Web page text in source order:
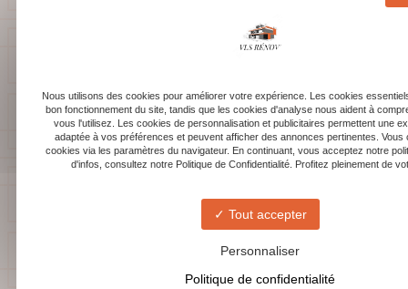
Nous utilisons des cookies pour améliorer votre expérience. Les cookies
bon fonctionnement du site, tandis que les cookies d'analyse nous aident à
vous l'utilisez. Les cookies de personnalisation et publicitaires permettent une
adaptée à vos préférences et peuvent afficher des annonces pertinentes. Vous
cookies via les paramètres du navigateur. En continuant, vous acceptez notre
d'infos, consultez notre Politique de Confidentialité. Profitez pleinement de
Tout accepter
Personnaliser
Politique de confidentialité